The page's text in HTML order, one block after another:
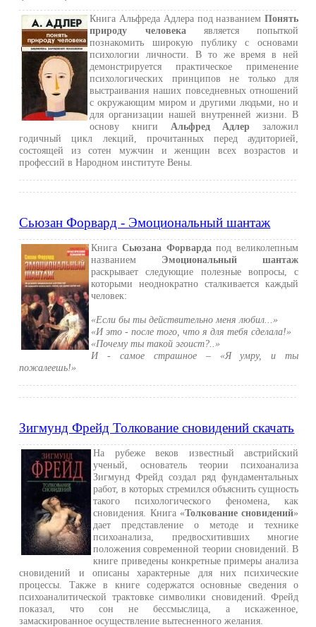
Книга Альфреда Адлера под названиемПонять
природу человека является попыткой
познакомить широкую публику с основами
психологии личности. В то же время в ней
демонстрируется практическое применение
психологических принципов не только для
выстраивания наших повседневных отношений
с окружающим миром и другими людьми, но и
для организации нашей внутренней жизни. В
основу книги Альфред Адлер заложил
годичный цикл лекций, прочитанных перед аудиторией,
состоящей из сотен мужчин и женщин всех возрастов и
профессий в Народном институте Вены.
Сьюзан Форвард - Эмоциональный шантаж
Книга Сьюзана Форварда под великолепным
названием Эмоциональный шантаж
раскрывает следующие полезные вопросы, с
которыми неоднократно сталкивается каждый
человек:
«Если бы ты действительно меня любил...»
«И это - после того, что я для тебя сделала!»
«Почему ты такой эгоист?..»
И - самое страшное – «Я умру, и ты
пожалеешь!»
Зигмунд Фрейд Толкование сновидений скачать
На рубеже веков известный австрийский
ученый, основатель теории психоанализа
Зигмунд Фрейд создал ряд фундаментальных
работ, в которых стремился объяснить сущность
такого психологического феномена, как
сновидения. Книга «Толкование сновидений»
дает представление о методе и технике
психоанализа, предвосхитивших многие
положения современной теории сновидений. В
книге приведены конкретные примеры анализа
сновидений и описаны характерные для них психические
процессы. Также в книге содержатся основные сведения о
психоаналитической трактовке символики сновидений. Фрейд
показал, что сон не бессмыслица, а искаженное,
замаскированное осуществление вытесненного желания.